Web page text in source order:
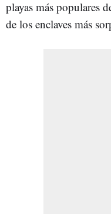
playas más populares
de los enclaves más